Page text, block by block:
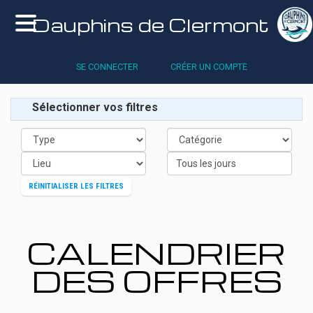
Dauphins de Clermont
SE CONNECTER CRÉER UN COMPTE
Sélectionner vos filtres
Tous les jours
RÉINITIALISER LES FILTRES
CALENDRIER
DES OFFRES